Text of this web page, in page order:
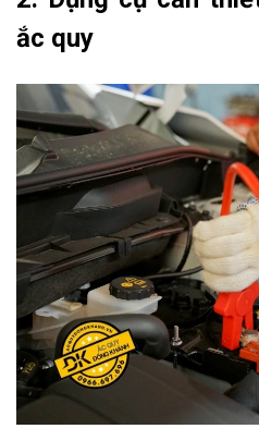
ắc quy